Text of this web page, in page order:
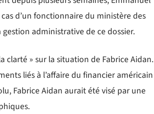
d’un fonctionnaire du ministère des
administrative de ce dossier.
clarté » sur la situation de Fabrice Aidan.
liés à l’affaire du financier américain
Fabrice Aidan aurait été visé par une